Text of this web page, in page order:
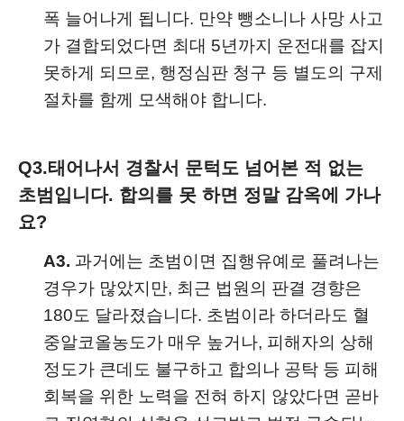
폭 늘어나게 됩니다. 만약 뺑소니나 사망 사고
가 결합되었다면 최대 5년까지 운전대를 잡지
못하게 되므로, 행정심판 청구 등 별도의 구제
절차를 함께 모색해야 합니다.
Q3.태어나서 경찰서 문턱도 넘어본 적 없는
초범입니다. 합의를 못 하면 정말 감옥에 가나
요?
A3. 과거에는 초범이면 집행유예로 풀려나는
경우가 많았지만, 최근 법원의 판결 경향은
180도 달라졌습니다. 초범이라 하더라도 혈
중알코올농도가 매우 높거나, 피해자의 상해
정도가 큰데도 불구하고 합의나 공탁 등 피해
회복을 위한 노력을 전혀 하지 않았다면 곧바